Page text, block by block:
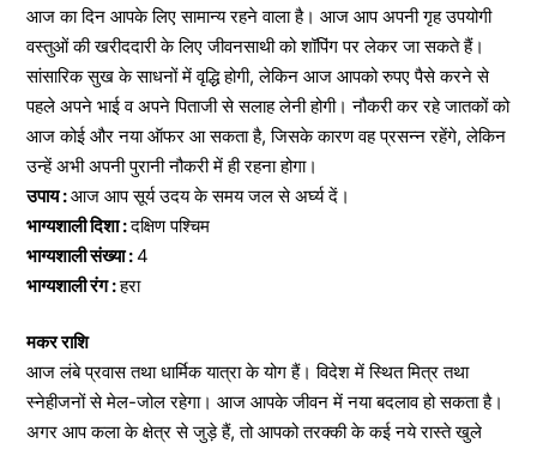
आज का दिन आपके लिए सामान्य रहने वाला है। आज आप अपनी गृह उपयोगी
वस्तुओं की खरीददारी के लिए जीवनसाथी को शॉपिंग पर लेकर जा सकते हैं।
सांसारिक सुख के साधनों में वृद्धि होगी, लेकिन आज आपको रुपए पैसे करने से
पहले अपने भाई व अपने पिताजी से सलाह लेनी होगी। नौकरी कर रहे जातकों को
आज कोई और नया ऑफर आ सकता है, जिसके कारण वह प्रसन्न रहेंगे, लेकिन
उन्हें अभी अपनी पुरानी नौकरी में ही रहना होगा।
उपाय :आज आप सूर्य उदय के समय जल से अर्घ्य दें।
भाग्यशाली दिशा :दक्षिण पश्चिम
भाग्यशाली संख्या :4
भाग्यशाली रंग :हरा
मकर राशि
आज लंबे प्रवास तथा धार्मिक यात्रा के योग हैं। विदेश में स्थित मित्र तथा
स्नेहीजनों से मेल-जोल रहेगा। आज आपके जीवन में नया बदलाव हो सकता है।
अगर आप कला के क्षेत्र से जुड़े हैं, तो आपको तरक्की के कई नये रास्ते खुले